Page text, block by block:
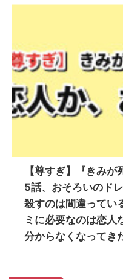
【尊すぎ】『きみ
5話、おそろいのド
殺すのは間違ってい
ミに必要なのは恋人
分からなくなってき